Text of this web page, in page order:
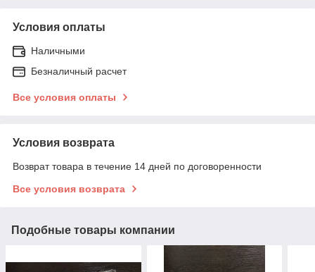
Условия оплаты
Наличными
Безналичный расчет
Все условия оплаты
Условия возврата
Возврат товара в течение 14 дней по договоренности
Все условия возврата
Подобные товары компании